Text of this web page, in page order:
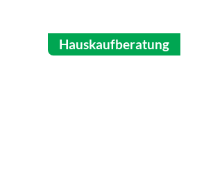
Hauskaufberatung